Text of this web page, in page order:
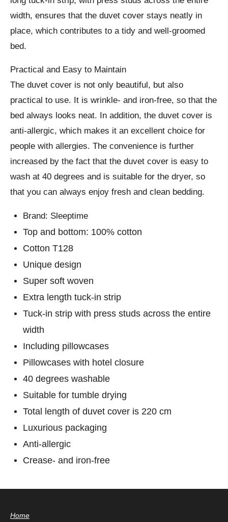
width, ensures that the duvet cover stays neatly in
place, which contributes to a tidy and well-groomed
bed.
Practical and Easy to Maintain
The duvet cover is not only beautiful, but also
practical to use. It is wrinkle- and iron-free, so that the
bed always looks neat. In addition, the duvet cover is
anti-allergic, which makes it an excellent choice for
people with allergies. The convenience is further
increased by the fact that the duvet cover is easy to
wash at 40 degrees and is suitable for the dryer, so
that you can always enjoy fresh and clean bedding.
Brand: Sleeptime
Top and bottom: 100% cotton
Cotton T128
Unique design
Super soft woven
Extra length tuck-in strip
Tuck-in strip with press studs across the entire
width
Including pillowcases
Pillowcases with hotel closure
40 degrees washable
Suitable for tumble drying
Total length of duvet cover is 220 cm
Luxurious packaging
Anti-allergic
Crease- and iron-free
Home